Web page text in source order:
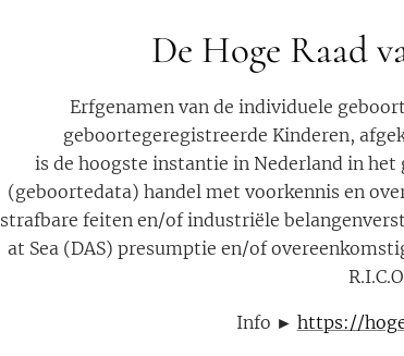
De Hoge Raad
Erfgenamen van de individuele
geboortegeregistreerde Kinderen,
is de hoogste instantie in Nederland in het
(geboortedata) handel met voorkennis en
strafbare feiten en/of industriële
at Sea (DAS) presumptie en/of
Info ► https://